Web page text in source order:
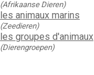
(Afrikaanse Dieren)
les animaux marins
(Zeedieren)
les groupes d'animaux
(Dierengroepen)